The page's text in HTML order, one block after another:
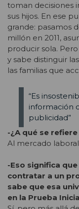
toman decisiones
sus hijos. En ese
grande: pasamos
millón en 2011,
producir sola.
y sabe distinguir
las familias que
“Es
información
publicidad”
-¿A qué se
Al mercado
-Eso significa
contratar a un
sabe que esa
en la Prueba